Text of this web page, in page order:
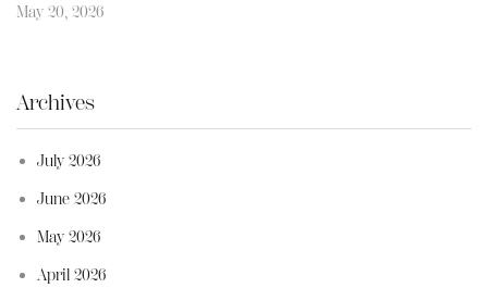
May 20, 2026
Archives
July 2026
June 2026
May 2026
April 2026